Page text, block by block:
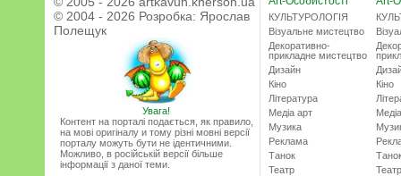
© 2004 - 2026 Розробка: Ярослав
Полещук
Увага!
Контент на порталі подається, як правило,
на мові оригіналу и тому різні мовні версії
порталу можуть бути не ідентичними.
Можливо, в російській версії більше
інформації з даної теми.
КУЛЬТУРОЛОГІЯ
Візуальне мистецтво
Декоративно-
прикладне мистецтво
Дизайн
Кіно
Література
Медіа арт
Музика
Реклама
Танок
Театр
Кіно
Театр